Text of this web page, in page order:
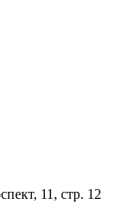
11, стр. 12